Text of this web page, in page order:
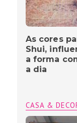
As cores
Shui,
a forma
a dia
CASA &